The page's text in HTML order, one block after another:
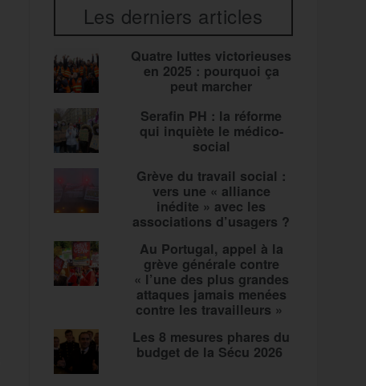
Les derniers articles
Quatre luttes victorieuses
en 2025 : pourquoi ça
peut marcher
Serafin PH : la réforme
qui inquiète le médico-
social
Grève du travail social :
vers une « alliance
inédite » avec les
associations d’usagers ?
Au Portugal, appel à la
grève générale contre
« l’une des plus grandes
attaques jamais menées
contre les travailleurs »
Les 8 mesures phares du
budget de la Sécu 2026